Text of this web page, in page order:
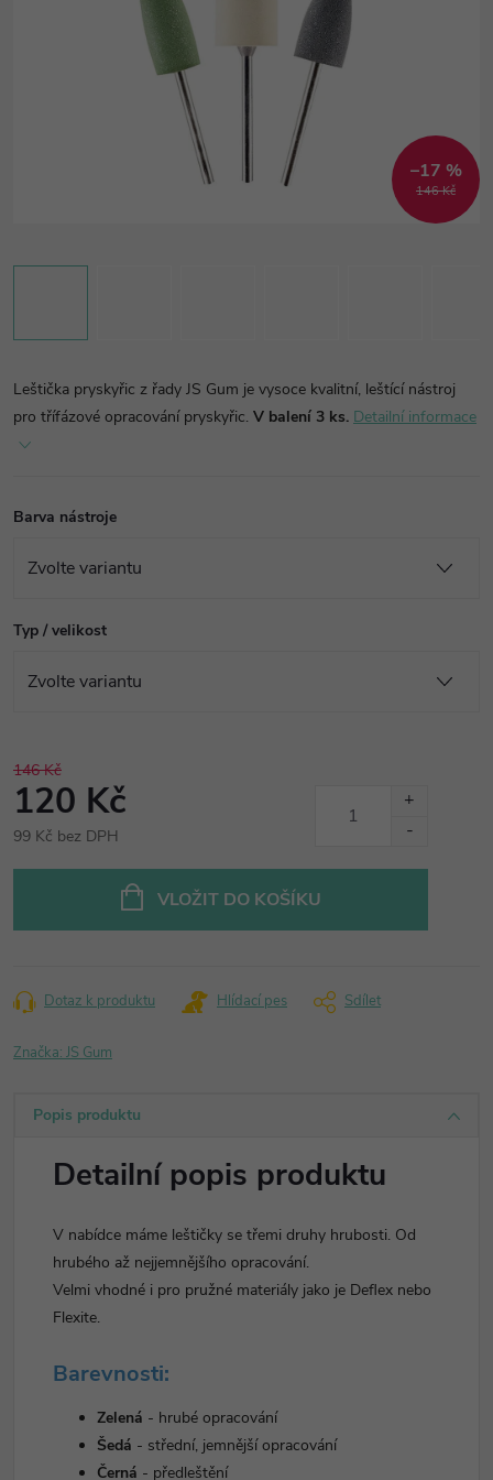
146 Kč
–17 %
Leštička pryskyřic z řady JS Gum je vysoce kvalitní, leštící nástroj
pro třífázové opracování pryskyřic. V balení 3 ks. Detailní informace
Barva nástroje
Typ / velikost
146 Kč
120 Kč
99 Kč bez DPH
VLOŽIT DO KOŠÍKU
Dotaz k produktu Hlídací pes Sdílet
Značka: JS Gum
Popis produktu
Detailní popis produktu
V nabídce máme leštičky se třemi druhy hrubosti. Od
hrubého až nejjemnějšího opracování.
Velmi vhodné i pro pružné materiály jako je Deflex nebo
Flexite.
Barevnosti:
Zelená - hrubé opracování
Šedá - střední, jemnější opracování
Černá - předleštění